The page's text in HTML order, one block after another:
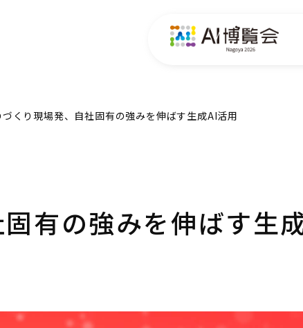
づくり現場発、自社固有の強みを伸ばす生成AI活用
有の強みを伸ばす生